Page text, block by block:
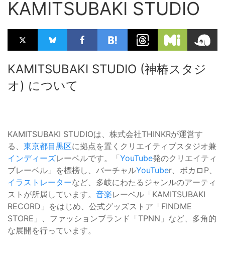
KAMITSUBAKI STUDIO
KAMITSUBAKI STUDIO (神椿スタジ
オ) について
KAMITSUBAKI STUDIOは、株式会社THINKRが運営す
る、 東京都目黒区に拠点を置くクリエイティブスタジオ兼
インディーズレーベルです。「YouTube発のクリエイティ
ブレーベル」を標榜し、バーチャルYouTuber、ボカロP、
イラストレーターなど、多岐にわたるジャンルのアーティ
ストが所属しています。 音楽レーベル「KAMITSUBAKI
RECORD」をはじめ、公式グッズストア「FINDME
STORE」、ファッションブランド「TPNN」など、多角的
な展開を行っています。